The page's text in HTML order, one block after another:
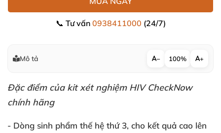
📞 Tư vấn 0938411000 (24/7)
Mô tả − 100% +
Đặc điểm của kit xét nghiệm HIV CheckNow
chính hãng
- Dòng sinh phẩm thế hệ thứ 3, cho kết quả cao lên